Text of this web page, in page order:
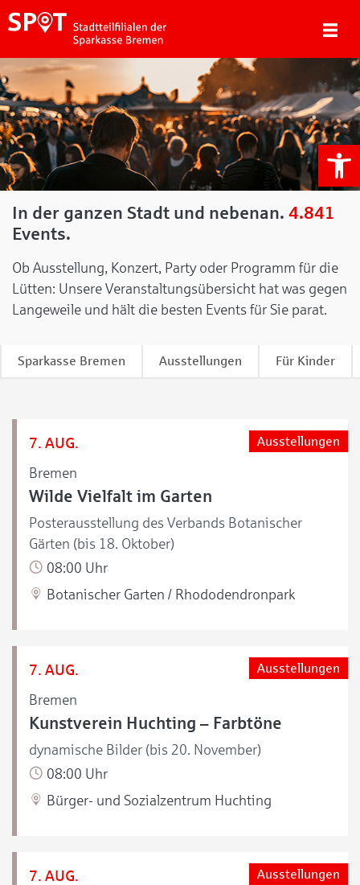
In der ganzen Stadt und nebenan. 4.841
Events.
Ob Ausstellung, Konzert, Party oder Programm für die
Lütten: Unsere Veranstaltungsübersicht hat was gegen
Langeweile und hält die besten Events für Sie parat.
Sparkasse Bremen Ausstellungen Für Kinder
7. AUG.
Bremen
Ausstellungen
Wilde Vielfalt im Garten
Posterausstellung des Verbands Botanischer
Gärten (bis 18. Oktober)
08:00 Uhr
Botanischer Garten / Rhododendronpark
7. AUG.
Bremen
Ausstellungen
Kunstverein Huchting – Farbtöne
dynamische Bilder (bis 20. November)
08:00 Uhr
Bürger- und Sozialzentrum Huchting
7. AUG. Ausstellungen